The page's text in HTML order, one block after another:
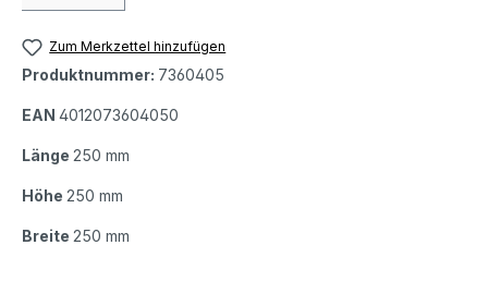
Zum Merkzettel hinzufügen
Produktnummer: 7360405
EAN 4012073604050
Länge 250 mm
Höhe 250 mm
Breite 250 mm